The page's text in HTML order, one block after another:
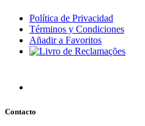
Política de Privacidad
Términos y Condiciones
Añadir a Favoritos
Contacto